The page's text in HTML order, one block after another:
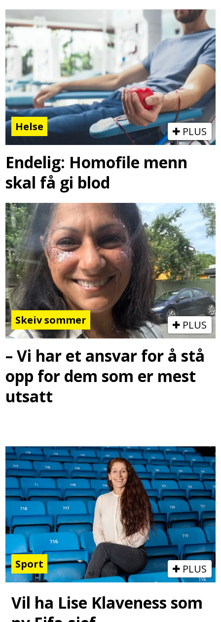
Helse PLUS
Endelig: Homofile menn
skal få gi blod
Skeiv sommer PLUS
– Vi har et ansvar for å stå
opp for dem som er mest
utsatt
Sport PLUS
Vil ha Lise Klaveness som